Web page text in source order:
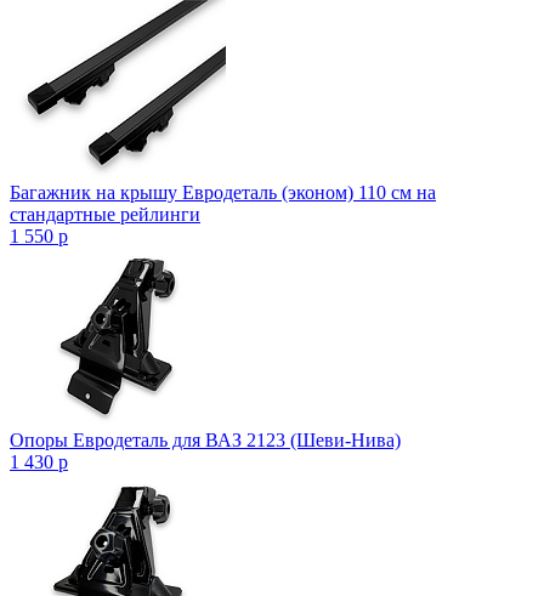
Багажник на крышу Евродеталь (эконом) 110 см на
стандартные рейлинги
1 550 p
Опоры Евродеталь для ВАЗ 2123 (Шеви-Нива)
1 430 p